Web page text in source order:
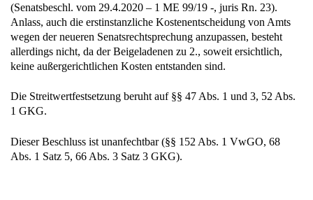
(Senatsbeschl. vom 29.4.2020 – 1 ME 99/19 -, juris Rn. 23).
Anlass, auch die erstinstanzliche Kostenentscheidung von Amts
wegen der neueren Senatsrechtsprechung anzupassen, besteht
allerdings nicht, da der Beigeladenen zu 2., soweit ersichtlich,
keine außergerichtlichen Kosten entstanden sind.
Die Streitwertfestsetzung beruht auf §§ 47 Abs. 1 und 3, 52 Abs.
1 GKG.
Dieser Beschluss ist unanfechtbar (§§ 152 Abs. 1 VwGO, 68
Abs. 1 Satz 5, 66 Abs. 3 Satz 3 GKG).